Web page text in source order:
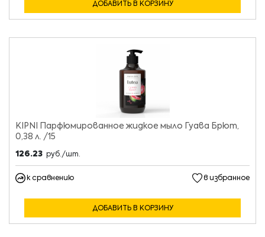
ДОБАВИТЬ В КОРЗИНУ
KIPNI Парфюмированное жидкое мыло Гуава Брют,
0,38 л. /15
126.23 руб./шт.
к сравнению в избранное
ДОБАВИТЬ В КОРЗИНУ